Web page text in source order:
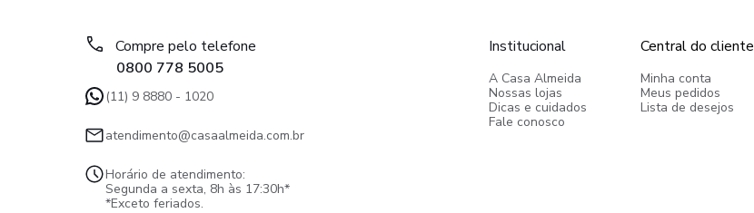
Compre pelo telefone
0800 778 5005
(11) 9 8880 - 1020
atendimento@casaalmeida.com.br
Horário de atendimento:
Segunda a sexta, 8h às 17:30h*
*Exceto feriados.
Institucional
A Casa Almeida
Nossas lojas
Dicas e cuidados
Fale conosco
Central do cliente
Minha conta
Meus pedidos
Lista de desejos